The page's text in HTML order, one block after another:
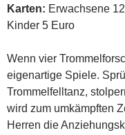
Karten: Erwachsene
Kinder 5 Euro
Wenn vier
eigenartige Spiele.
Trommelfelltanz,
wird zum umkämpften
Herren die